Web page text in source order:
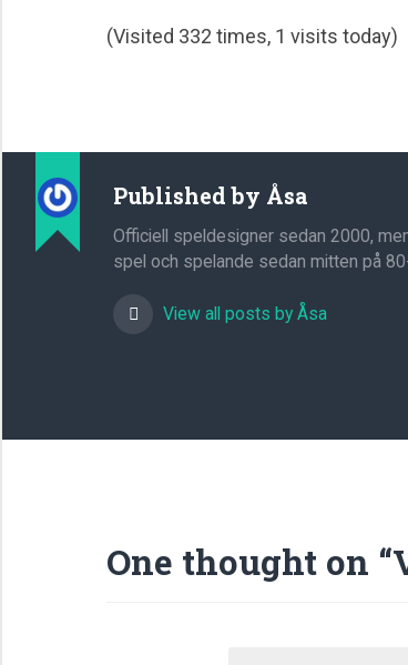
(Visited 332 times, 1 visits today)
Published by Åsa
Officiell speldesigner sedan 2000,
spel och spelande sedan mitten på
View all posts by Åsa
One thought on “